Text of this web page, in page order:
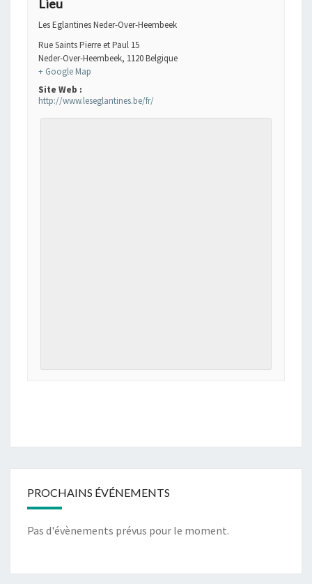
Lieu
Les Eglantines Neder-Over-Heembeek
Rue Saints Pierre et Paul 15
Neder-Over-Heembeek, 1120Belgique
+ Google Map
Site Web :
http://www.leseglantines.be/fr/
PROCHAINS ÉVÉNEMENTS
Pas d'évènements prévus pour le moment.